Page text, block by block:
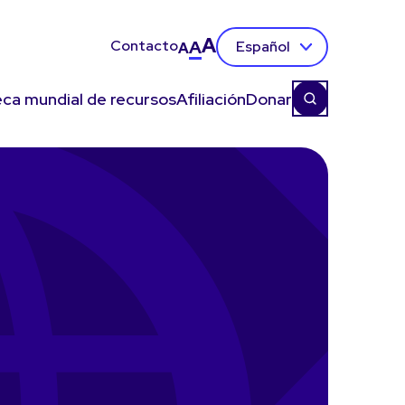
ContactoAAA Español
mundial de recursosAfiliaciónDonar